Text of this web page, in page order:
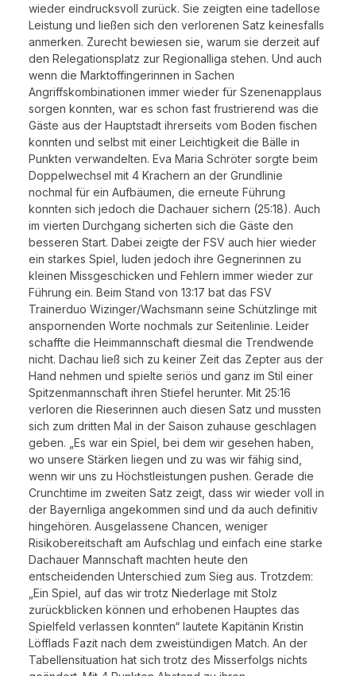
wieder eindrucksvoll zurück. Sie zeigten eine tadellose
Leistung und ließen sich den verlorenen Satz keinesfalls
anmerken. Zurecht bewiesen sie, warum sie derzeit auf
den Relegationsplatz zur Regionalliga stehen. Und auch
wenn die Marktoffingerinnen in Sachen
Angriffskombinationen immer wieder für Szenenapplaus
sorgen konnten, war es schon fast frustrierend was die
Gäste aus der Hauptstadt ihrerseits vom Boden fischen
konnten und selbst mit einer Leichtigkeit die Bälle in
Punkten verwandelten. Eva Maria Schröter sorgte beim
Doppelwechsel mit 4 Krachern an der Grundlinie
nochmal für ein Aufbäumen, die erneute Führung
konnten sich jedoch die Dachauer sichern (25:18). Auch
im vierten Durchgang sicherten sich die Gäste den
besseren Start. Dabei zeigte der FSV auch hier wieder
ein starkes Spiel, luden jedoch ihre Gegnerinnen zu
kleinen Missgeschicken und Fehlern immer wieder zur
Führung ein. Beim Stand von 13:17 bat das FSV
Trainerduo Wizinger/Wachsmann seine Schützlinge mit
anspornenden Worte nochmals zur Seitenlinie. Leider
schaffte die Heimmannschaft diesmal die Trendwende
nicht. Dachau ließ sich zu keiner Zeit das Zepter aus der
Hand nehmen und spielte seriös und ganz im Stil einer
Spitzenmannschaft ihren Stiefel herunter. Mit 25:16
verloren die Rieserinnen auch diesen Satz und mussten
sich zum dritten Mal in der Saison zuhause geschlagen
geben. „Es war ein Spiel, bei dem wir gesehen haben,
wo unsere Stärken liegen und zu was wir fähig sind,
wenn wir uns zu Höchstleistungen pushen. Gerade die
Crunchtime im zweiten Satz zeigt, dass wir wieder voll in
der Bayernliga angekommen sind und da auch definitiv
hingehören. Ausgelassene Chancen, weniger
Risikobereitschaft am Aufschlag und einfach eine starke
Dachauer Mannschaft machten heute den
entscheidenden Unterschied zum Sieg aus. Trotzdem:
„Ein Spiel, auf das wir trotz Niederlage mit Stolz
zurückblicken können und erhobenen Hauptes das
Spielfeld verlassen konnten“ lautete Kapitänin Kristin
Löfflads Fazit nach dem zweistündigen Match. An der
Tabellensituation hat sich trotz des Misserfolgs nichts